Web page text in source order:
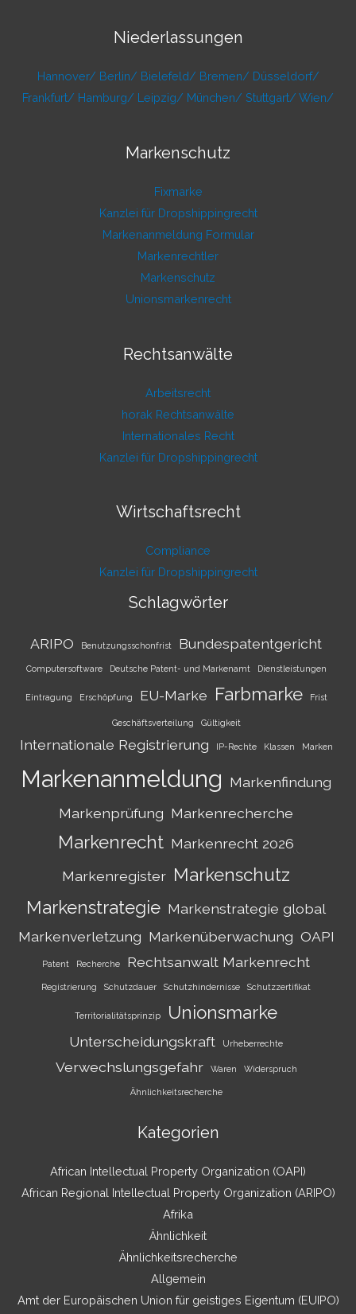
Niederlassungen
Hannover/ Berlin/ Bielefeld/ Bremen/ Düsseldorf/
Frankfurt/ Hamburg/ Leipzig/ München/ Stuttgart/ Wien/
Markenschutz
Fixmarke
Kanzlei für Dropshippingrecht
Markenanmeldung Formular
Markenrechtler
Markenschutz
Unionsmarkenrecht
Rechtsanwälte
Arbeitsrecht
horak Rechtsanwälte
Internationales Recht
Kanzlei für Dropshippingrecht
Wirtschaftsrecht
Compliance
Kanzlei für Dropshippingrecht
Schlagwörter
ARIPO Benutzungsschonfrist Bundespatentgericht
Computersoftware Deutsche Patent- und Markenamt Dienstleistungen
Eintragung Erschöpfung EU-Marke Farbmarke Frist
Geschäftsverteilung Gültigkeit
Internationale Registrierung IP-Rechte Klassen Marken
Markenanmeldung Markenfindung
Markenprüfung Markenrecherche
Markenrecht Markenrecht 2026
Markenregister Markenschutz
Markenstrategie Markenstrategie global
Markenverletzung Markenüberwachung OAPI
Patent Recherche Rechtsanwalt Markenrecht
Registrierung Schutzdauer Schutzhindernisse Schutzzertifikat
Territorialitätsprinzip Unionsmarke
Unterscheidungskraft Urheberrechte
Verwechslungsgefahr Waren Widerspruch
Ähnlichkeitsrecherche
Kategorien
African Intellectual Property Organization (OAPI)
African Regional Intellectual Property Organization (ARIPO)
Afrika
Ähnlichkeit
Ähnlichkeitsrecherche
Allgemein
Amt der Europäischen Union für geistiges Eigentum (EUIPO)